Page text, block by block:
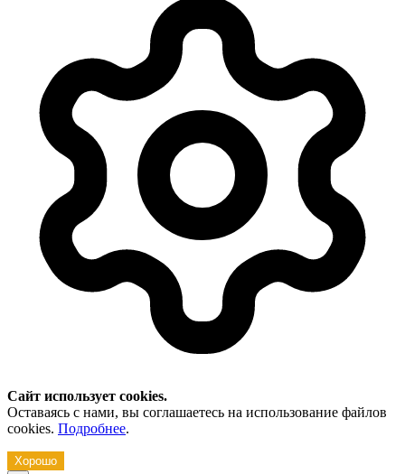
Сайт использует cookies.
Оставаясь с нами, вы соглашаетесь на использование файлов
cookies. Подробнее.
Хорошо